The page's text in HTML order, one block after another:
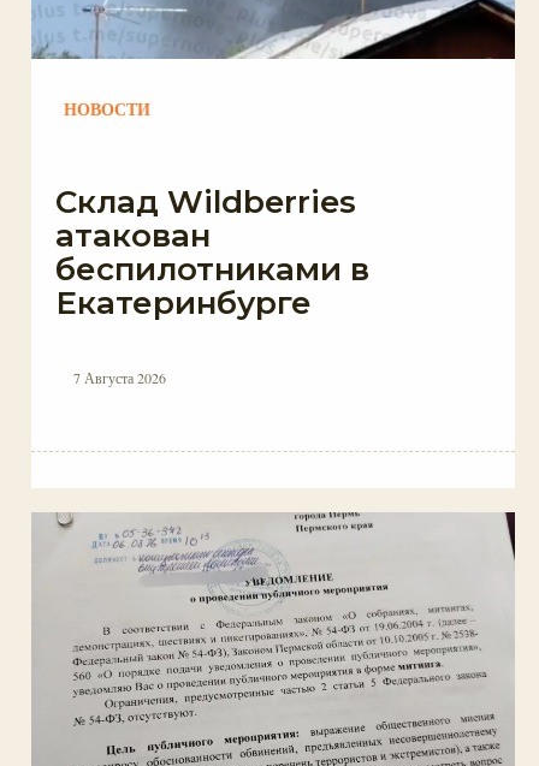
НОВОСТИ
Склад Wildberries
атакован
беспилотниками в
Екатеринбурге
7 Августа 2026